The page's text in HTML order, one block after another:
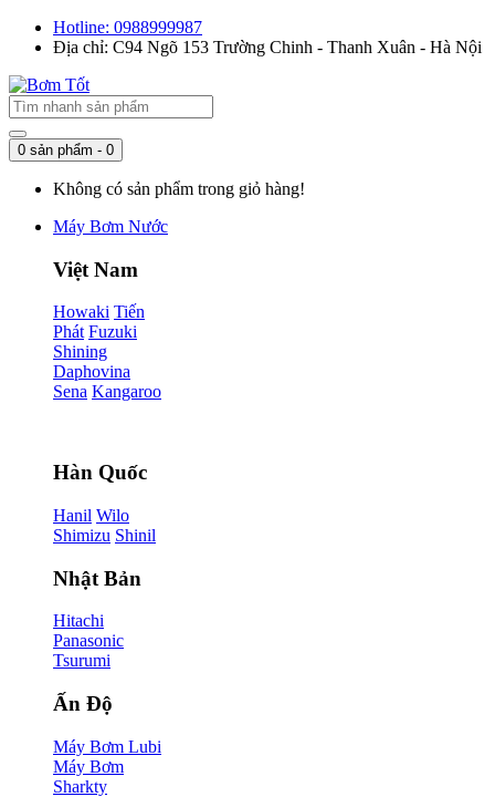
Hotline: 0988999987
Địa chỉ: C94 Ngõ 153 Trường Chinh - Thanh Xuân - Hà Nội
0 sản phẩm - 0
Không có sản phẩm trong giỏ hàng!
Máy Bơm Nước
Việt Nam
Howaki Tiến
Phát Fuzuki
Shining
Daphovina
Sena Kangaroo
Hàn Quốc
Hanil Wilo
Shimizu Shinil
Nhật Bản
Hitachi
Panasonic
Tsurumi
Ấn Độ
Máy Bơm Lubi
Máy Bơm
Sharkty